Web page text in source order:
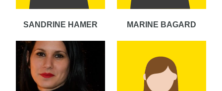
SANDRINE HAMER MARINE BAGARD